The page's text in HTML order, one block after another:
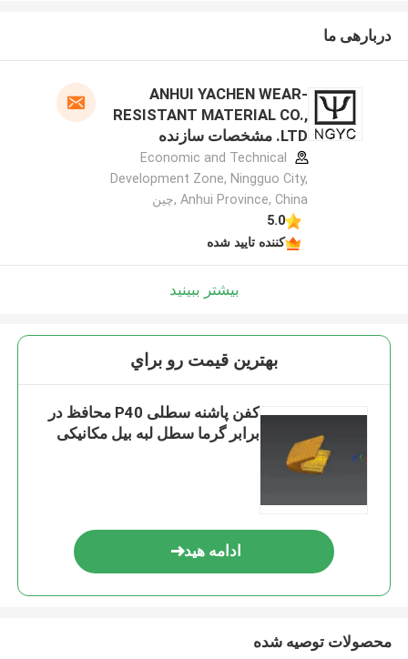
دربارهی ما
ANHUI YACHEN WEAR-
RESISTANT MATERIAL CO.,
LTD. مشخصات سازنده
Economic and Technical
Development Zone, Ningguo City,
Anhui Province, China ,چین
5.0
کننده تایید شده
بیشتر ببینید
بهترين قيمت رو براي
کفن پاشنه سطلی P40 محافظ در
برابر گرما سطل لبه بیل مکانیکی
ادامه هید
محصولات توصیه شده